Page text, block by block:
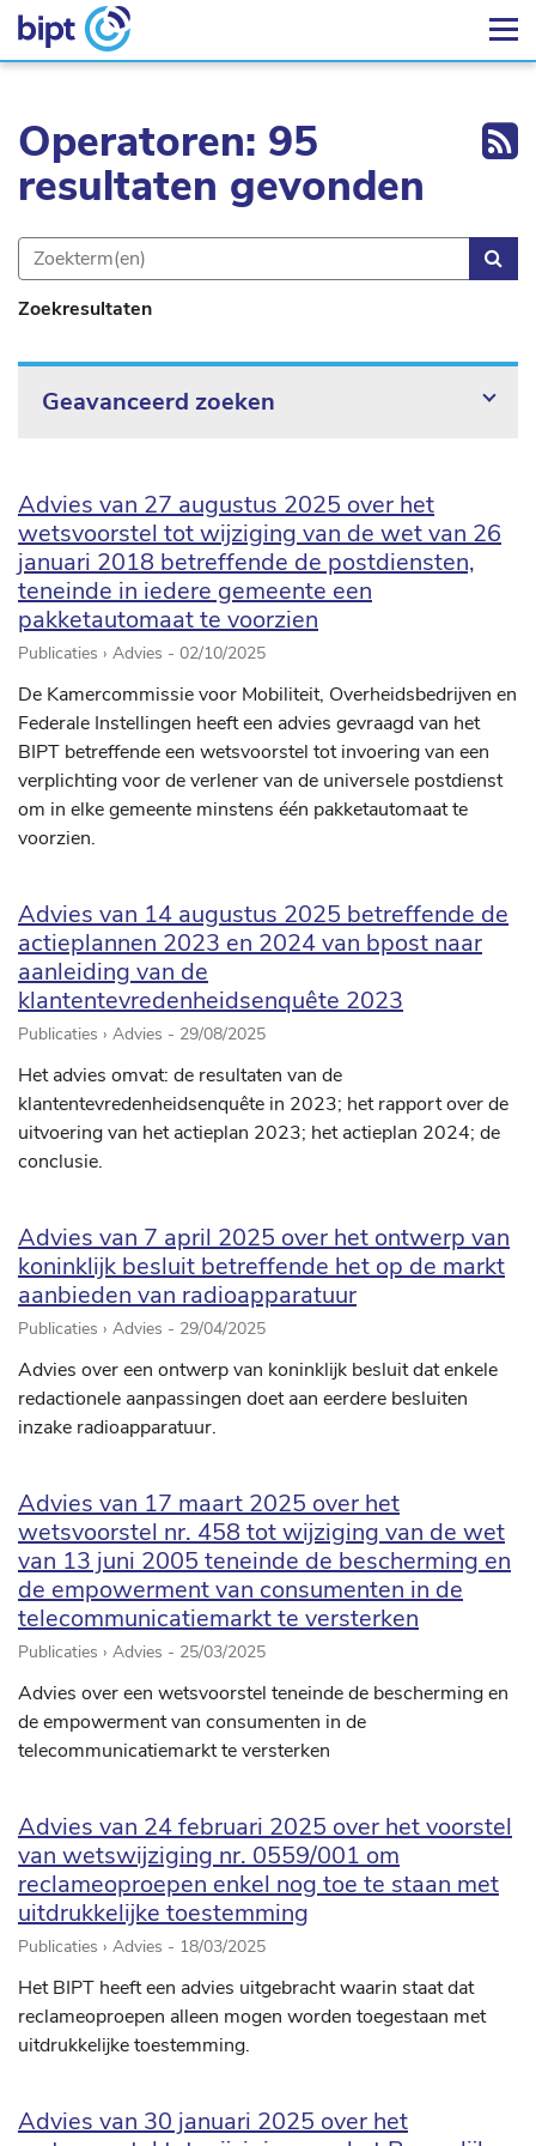
Operatoren: 95
resultaten gevonden
Zoekresultaten
Geavanceerd zoeken
Advies van 27 augustus 2025 over het
wetsvoorstel tot wijziging van de wet van 26
januari 2018 betreffende de postdiensten,
teneinde in iedere gemeente een
pakketautomaat te voorzien
Publicaties › Advies - 02/10/2025
De Kamercommissie voor Mobiliteit, Overheidsbedrijven en
Federale Instellingen heeft een advies gevraagd van het
BIPT betreffende een wetsvoorstel tot invoering van een
verplichting voor de verlener van de universele postdienst
om in elke gemeente minstens één pakketautomaat te
voorzien.
Advies van 14 augustus 2025 betreffende de
actieplannen 2023 en 2024 van bpost naar
aanleiding van de
klantentevredenheidsenquête 2023
Publicaties › Advies - 29/08/2025
Het advies omvat: de resultaten van de
klantentevredenheidsenquête in 2023; het rapport over de
uitvoering van het actieplan 2023; het actieplan 2024; de
conclusie.
Advies van 7 april 2025 over het ontwerp van
koninklijk besluit betreffende het op de markt
aanbieden van radioapparatuur
Publicaties › Advies - 29/04/2025
Advies over een ontwerp van koninklijk besluit dat enkele
redactionele aanpassingen doet aan eerdere besluiten
inzake radioapparatuur.
Advies van 17 maart 2025 over het
wetsvoorstel nr. 458 tot wijziging van de wet
van 13 juni 2005 teneinde de bescherming en
de empowerment van consumenten in de
telecommunicatiemarkt te versterken
Publicaties › Advies - 25/03/2025
Advies over een wetsvoorstel teneinde de bescherming en
de empowerment van consumenten in de
telecommunicatiemarkt te versterken
Advies van 24 februari 2025 over het voorstel
van wetswijziging nr. 0559/001 om
reclameoproepen enkel nog toe te staan met
uitdrukkelijke toestemming
Publicaties › Advies - 18/03/2025
Het BIPT heeft een advies uitgebracht waarin staat dat
reclameoproepen alleen mogen worden toegestaan met
uitdrukkelijke toestemming.
Advies van 30 januari 2025 over het